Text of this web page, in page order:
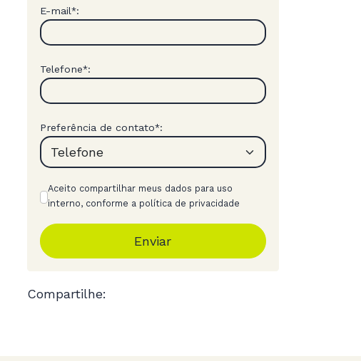
E-mail*:
Telefone*:
Preferência de contato*:
Aceito compartilhar meus dados para uso
interno, conforme a política de privacidade
Enviar
Compartilhe: